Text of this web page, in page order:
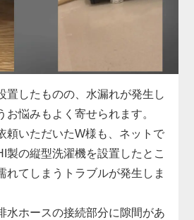
意し、排水ホースも延長パーツ
固定・接続を行い、動作確認ま
ました。施工料金は3,300円～
えつつ、安全に取り付けを完了
本体だけでなく「設置環境に合
がとても重要です。特に中古品
や劣化があることも多いため、
対応でスムーズに解決するのが
際はぜひお気軽にご相談くださ
置したものの、水漏れが発生し
お悩みもよく寄せられます。
頼いただいたW様も、ネットで
製の縦型洗濯機を設置したとこ
れてしまうトラブルが発生しま
水ホースの接続部分に隙間があ